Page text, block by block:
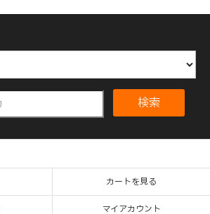
検索
カートを見る
マイアカウント